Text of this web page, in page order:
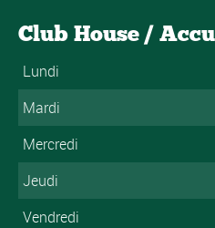
Club House /
Lundi
Mardi
Mercredi
Jeudi
Vendredi